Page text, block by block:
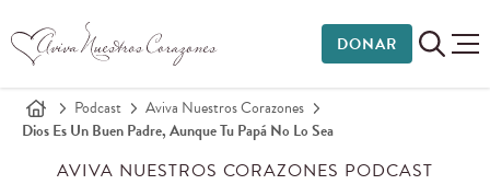
DONAR
Podcast
Aviva Nuestros Corazones
Dios Es Un Buen Padre, Aunque Tu Papá No Lo Sea
AVIVA NUESTROS CORAZONES PODCAST